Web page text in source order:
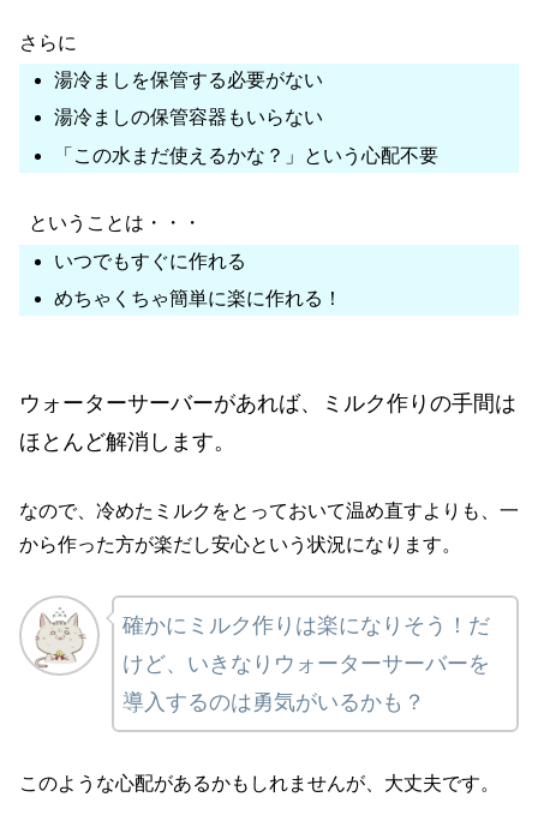
さらに
湯冷ましを保管する必要がない
湯冷ましの保管容器もいらない
「この水まだ使えるかな？」という心配不要
ということは・・・
いつでもすぐに作れる
めちゃくちゃ簡単に楽に作れる！
ウォーターサーバーがあれば、ミルク作りの手間は
ほとんど解消します。
なので、冷めたミルクをとっておいて温め直すよりも、一
から作った方が楽だし安心という状況になります。
確かにミルク作りは楽になりそう！ だ
けど、いきなりウォーターサーバーを
導入するのは勇気がいるかも？
このような心配があるかもしれませんが、大丈夫です。